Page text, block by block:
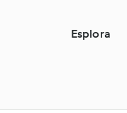
Esplora